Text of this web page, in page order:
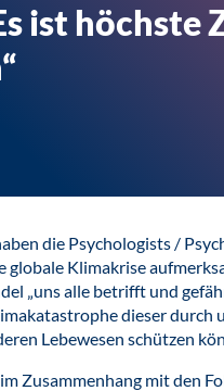
ist höchste
die Psychologists /
globale Klimakrise
„uns alle betrifft und
dieser durch
Lebewesen schützen
Zusammenhang mit den